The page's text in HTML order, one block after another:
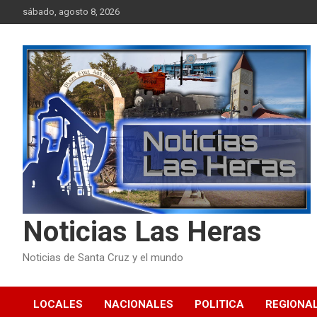
to
sábado, agosto 8, 2026
Noticias Las Heras
Noticias de Santa Cruz y el mundo
LOCALES NACIONALES POLITICA